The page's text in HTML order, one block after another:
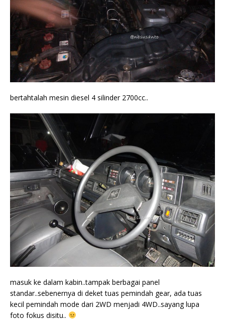
bertahtalah mesin diesel 4 silinder 2700cc..
masuk ke dalam kabin..tampak berbagai panel
standar..sebenernya di deket tuas pemindah gear, ada tuas
kecil pemindah mode dari 2WD menjadi 4WD..sayang lupa
foto fokus disitu..